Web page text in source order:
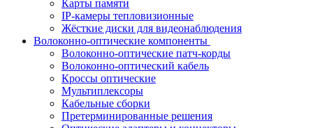
Карты памяти
IP-камеры тепловизионные
Жёсткие диски для видеонаблюдения
Волоконно-оптические компоненты
Волоконно-оптические патч-корды
Волоконно-оптический кабель
Кроссы оптические
Мультиплексоры
Кабельные сборки
Претерминированные решения